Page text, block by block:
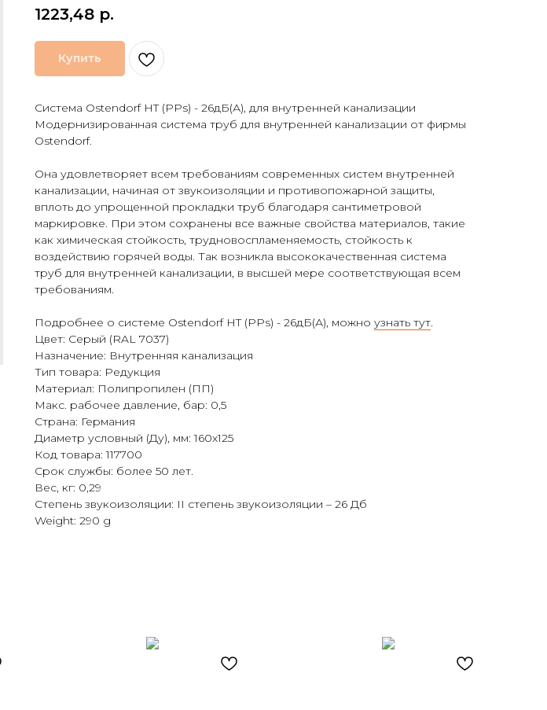
1223,48 р.
Купить
Система Ostendorf HT (PPs) - 26дБ(А), для внутренней канализации
Модернизированная система труб для внутренней канализации от фирмы
Ostendorf.
Она удовлетворяет всем требованиям современных систем внутренней
канализации, начиная от звукоизоляции и противопожарной защиты,
вплоть до упрощенной прокладки труб благодаря сантиметровой
маркировке. При этом сохранены все важные свойства материалов, такие
как химическая стойкость, трудновоспламеняемость, стойкость к
воздействию горячей воды. Так возникла высококачественная система
труб для внутренней канализации, в высшей мере соответствующая всем
требованиям.
Подробнее о системе Ostendorf HT (PPs) - 26дБ(А), можно узнать тут.
Цвет: Серый (RAL 7037)
Назначение: Внутренняя канализация
Тип товара: Редукция
Материал: Полипропилен (ПП)
Макс. рабочее давление, бар: 0,5
Страна: Германия
Диаметр условный (Ду), мм: 160х125
Код товара: 117700
Срок службы: более 50 лет.
Вес, кг: 0,29
Степень звукоизоляции: II степень звукоизоляции – 26 Дб
Weight: 290 g